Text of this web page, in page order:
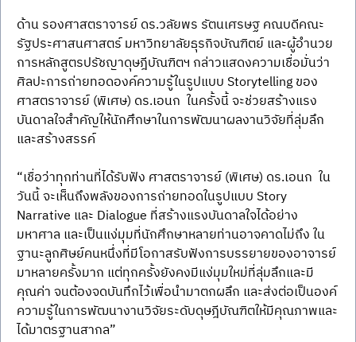
ด้าน รองศาสตราจารย์ ดร.วลัยพร รัตนเศรษฐ คณบดีคณะ
รัฐประศาสนศาสตร์ มหาวิทยาลัยธุรกิจบัณฑิตย์ และผู้อำนวย
การหลักสูตรปรัชญาดุษฎีบัณฑิตฯ กล่าวแสดงความเชื่อมั่นว่า
ศิลปะการถ่ายทอดองค์ความรู้ในรูปแบบ Storytelling ของ
ศาสตราจารย์ (พิเศษ) ดร.เอนก  ในครั้งนี้ จะช่วยสร้างแรง
บันดาลใจสำคัญให้นักศึกษาในการพัฒนาผลงานวิจัยที่ลุ่มลึก
และสร้างสรรค์
“เชื่อว่าทุกท่านที่ได้รับฟัง ศาสตราจารย์ (พิเศษ) ดร.เอนก  ใน
วันนี้ จะเห็นถึงพลังของการถ่ายทอดในรูปแบบ Story
Narrative และ Dialogue ที่สร้างแรงบันดาลใจได้อย่าง
มหาศาล และเป็นแง่มุมที่นักศึกษาหลายท่านอาจคาดไม่ถึง ใน
ฐานะลูกศิษย์คนหนึ่งที่มีโอกาสรับฟังการบรรยายของอาจารย์
มาหลายครั้งมาก แต่ทุกครั้งยังคงมีแง่มุมใหม่ที่ลุ่มลึกและมี
คุณค่า จนต้องจดบันทึกไว้เพื่อนำมาตกผลึก และส่งต่อเป็นองค์
ความรู้ในการพัฒนางานวิจัยระดับดุษฎีบัณฑิตให้มีคุณภาพและ
ได้มาตรฐานสากล”